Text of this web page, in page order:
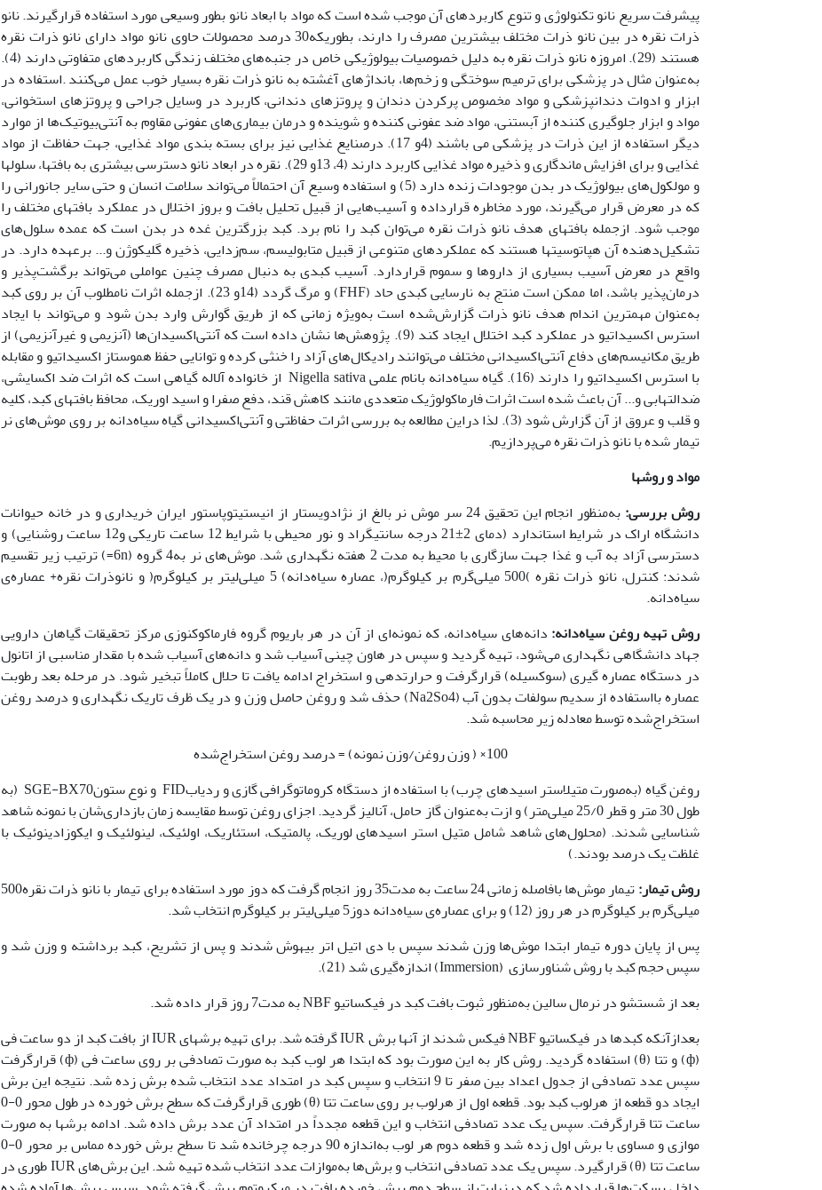
پیشرفت سریع نانو تکنولوژی و تنوع کاربردهای آن موجب شده است که مواد با ابعاد نانو بطور وسیعی مورد استفاده قرارگیرند. نانو
ذرات نقره در بین نانو ذرات مختلف بیشترین مصرف را دارند، بطوریکه30 درصد محصولات حاوی نانو مواد دارای نانو ذرات نقره
هستند (29). امروزه نانو ذرات نقره به دلیل خصوصیات بیولوژیکی خاص در جنبه‌های مختلف زندگی کاربردهای متفاوتی دارند (4).
به‌عنوان مثال در پزشکی برای ترمیم سوختگی و زخم‌ها، بانداژهای آغشته به نانو ذرات نقره بسیار خوب عمل می‌کنند .استفاده در
ابزار و ادوات دندانپزشکی و مواد مخصوص پرکردن دندان و پروتزهای دندانی، کاربرد در وسایل جراحی و پروتزهای استخوانی،
مواد و ابزار جلوگیری کننده از آبستنی، مواد ضد عفونی ‌کننده و شوینده و درمان بیماری‌های عفونی مقاوم به آنتی‌بیوتیک‌ها از موارد
دیگر استفاده از این ذرات در پزشکی می باشند (4و 17). درصنایع غذایی نیز برای بسته بندی مواد غذایی، جهت حفاظت از مواد
غذایی و برای افزایش ماندگاری و ذخیره مواد غذایی کاربرد دارند (4، 13و 29). نقره در ابعاد نانو دسترسی بیشتری به بافت­ها، سلول­ها
و مولکول‌های بیولوژیک در بدن موجودات زنده دارد (5) و استفاده وسیع آن احتمالاً می‌تواند سلامت انسان و حتی سایر جانورانی را
که در معرض قرار می‌گیرند، مورد مخاطره قرارداده و آسیب‌هایی از قبیل تحلیل بافت و بروز اختلال در عملکرد بافت­های مختلف را
موجب شود. ازجمله بافتهای هدف نانو ذرات نقره می‌توان کبد را نام برد. کبد بزرگترین غده در بدن است که عمده سلول‌های
تشکیل‌دهنده آن هپاتوسیت­ها هستند که عملکردهای متنوعی از قبیل متابولیسم، سم‌زدایی، ذخیره گلیکوژن و... برعهده دارد. در
واقع در معرض آسیب بسیاری از داروها و سموم قراردارد. آسیب کبدی به دنبال مصرف چنین عواملی می‌تواند برگشت‌پذیر و
درمان‌پذیر باشد، اما ممکن است منتج به نارسایی کبدی حاد (FHF) و مرگ گردد (14و 23). ازجمله اثرات نامطلوب آن بر روی کبد
به‌عنوان مهمترین اندام هدف نانو ذرات گزارش‌شده است به‌ویژه زمانی که از طریق گوارش وارد بدن شود و می‌تواند با ایجاد
استرس اکسیداتیو در عملکرد کبد اختلال ایجاد کند (9). پژوهش‌ها نشان داده است که آنتی‌اکسیدان‌ها (آنزیمی و غیرآنزیمی) از
طریق مکانیسم‌های دفاع آنتی‌اکسیدانی مختلف می‌توانند رادیکال‌های آزاد را خنثی کرده و توانایی حفظ هموستاز اکسیداتیو و مقابله
با استرس اکسیداتیو را دارند (16). گیاه سیاه‌دانه بانام علمی Nigella sativa از خانواده آلاله گیاهی است که اثرات ضد اکسایشی،
ضدالتهابی و... آن باعث شده است اثرات فارماکولوژیک متعددی مانند کاهش قند، دفع صفرا و اسید اوریک، محافظ بافت­های کبد، کلیه
و قلب و عروق از آن گزارش شود (3). لذا دراین مطالعه به بررسی اثرات حفاظتی و آنتی‌اکسیدانی گیاه سیاه‌دانه بر روی موش‌های نر
تیمار شده با نانو ذرات نقره می‌پردازیم.
مواد و روشها
روش بررسی:
به‌منظور انجام این تحقیق 24 سر موش نر بالغ از نژادویستار از انیستیتوپاستور ایران خریداری و در خانه حیوانات
دانشگاه اراک در شرایط استاندارد (دمای 2±21 درجه سانتی­گراد و نور محیطی با شرایط 12 ساعت تاریکی و12 ساعت روشنایی) و
دسترسی آزاد به آب و غذا جهت سازگاری با محیط به مدت 2 هفته نگهداری شد. موش‌های نر به4 گروه (6n=) ترتیب زیر تقسیم
شدند: کنترل، نانو ذرات نقره )500 میلی‌گرم بر کیلوگرم(، عصاره سیاه‌دانه) 5 میلی‌لیتر بر کیلوگرم( و نانوذرات نقره+ عصاره‌ی
سیاه‌دانه.
روش تهیه روغن سیاه‌دانه: دانه‌های سیاه‌دانه، که نمونه‌ای از آن در هر باریوم گروه فارماکوکنوزی مرکز تحقیقات گیاهان دارویی
جهاد دانشگاهی نگهداری می‌شود، تهیه گردید و سپس در هاون چینی آسیاب شد و دانه‌های آسیاب شده با مقدار مناسبی از اتانول
در دستگاه عصاره گیری (سوکسیله) قرارگرفت و حرارت­دهی و استخراج ادامه یافت تا حلال کاملاً تبخیر شود. در مرحله بعد رطوبت
عصاره بااستفاده از سدیم سولفات بدون آب (Na2So4) حذف شد و روغن حاصل وزن و در یک ظرف تاریک نگهداری و درصد روغن
استخراج‌شده توسط معادله زیر محاسبه شد.
100× ( وزن روغن/وزن نمونه) = درصد روغن استخراج‌شده
روغن گیاه (به‌صورت متیل­استر اسیدهای چرب) با استفاده از دستگاه کروماتوگرافی گازی و ردیابFID و نوع ستونSGE-BX70 (به
طول 30 متر و قطر 25/0 میلی‌متر) و ازت به‌عنوان گاز حامل، آنالیز گردید. اجزای روغن توسط مقایسه زمان بازداری‌شان با نمونه شاهد
شناسایی شدند. (محلول‌های شاهد شامل متیل استر اسیدهای لوریک، پالمتیک، استئاریک، اولئیک، لینولئیک و ایکوزادینوئیک با
غلظت یک درصد بودند.)
روش تیمار:
تیمار موش‌ها بافاصله زمانی 24 ساعت به مدت35 روز انجام گرفت که دوز مورد استفاده برای تیمار با نانو ذرات نقره500
میلی‌گرم بر کیلوگرم در هر روز (12) و برای عصاره‌ی سیاه‌دانه دوز5 میلی‌لیتر بر کیلوگرم انتخاب شد.
پس از پایان دوره تیمار ابتدا موش‌ها وزن شدند سپس با دی اتیل اتر بیهوش شدند و پس از تشریح، کبد برداشته و وزن شد و
سپس حجم کبد با روش شناورسازی (Immersion) اندازه‌گیری شد (21).
بعد از شستشو در نرمال سالین به‌منظور ثبوت بافت کبد در فیکساتیو NBF به مدت7 روز قرار داده شد.
بعدازآنکه کبدها در فیکساتیو NBF فیکس شدند از آنها برش IUR گرفته شد. برای تهیه برشهای IUR از بافت کبد از دو ساعت فی
(ф) و تتا (θ) استفاده گردید. روش کار به این صورت بود که ابتدا هر لوب کبد به صورت تصادفی بر روی ساعت فی (ф) قرارگرفت
سپس عدد تصادفی از جدول اعداد بین صفر تا 9 انتخاب و سپس کبد در امتداد عدد انتخاب شده برش زده شد. نتیجه این برش
ایجاد دو قطعه از هرلوب کبد بود. قطعه اول از هرلوب بر روی ساعت تتا (θ) طوری قرارگرفت که سطح برش خورده در طول محور 0-0
ساعت تتا قرارگرفت. سپس یک عدد تصادفی انتخاب و این قطعه مجدداً در امتداد آن عدد برش داده شد. ادامه برشها به صورت
موازی و مساوی با برش اول زده شد و قطعه دوم هر لوب به‌اندازه 90 درجه چرخانده شد تا سطح برش خورده مماس بر محور 0-0
ساعت تتا (θ) قرارگیرد. سپس یک عدد تصادفی انتخاب و برش‌ها به‌موازات عدد انتخاب شده تهیه شد. این برش‌های IUR طوری در